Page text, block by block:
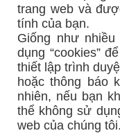
trang web và
tính của bạn.
Giống như
dụng “cookies”
thiết lập trình
hoặc thông báo
nhiên, nếu bạn
thể không sử
web của chúng tôi.